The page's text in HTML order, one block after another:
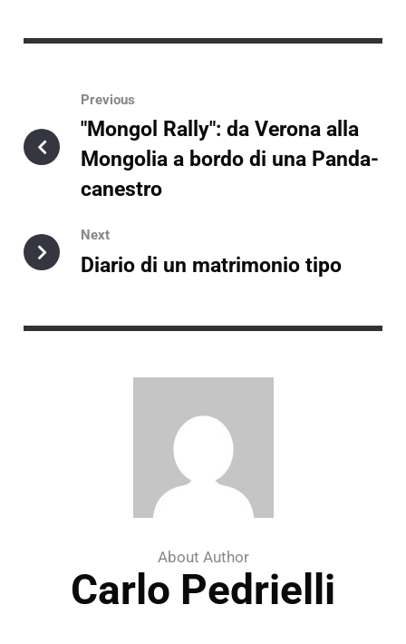
Previous
"Mongol Rally": da Verona alla
Mongolia a bordo di una Panda-
canestro
Next
Diario di un matrimonio tipo
About Author
Carlo Pedrielli